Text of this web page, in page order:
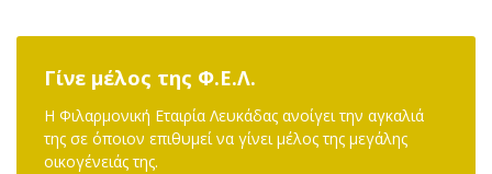
Γίνε μέλος της Φ.Ε.Λ.
Η Φιλαρμονική Εταιρία Λευκάδας ανοίγει την αγκαλιά
της σε όποιον επιθυμεί να γίνει μέλος της μεγάλης
οικογένειάς της.